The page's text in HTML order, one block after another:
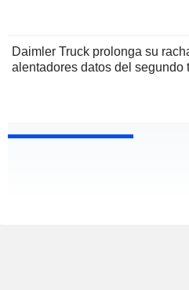
Daimler Truck prolonga su
alentadores datos del segundo